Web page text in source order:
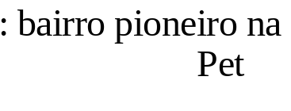
bairro pioneiro
Pet